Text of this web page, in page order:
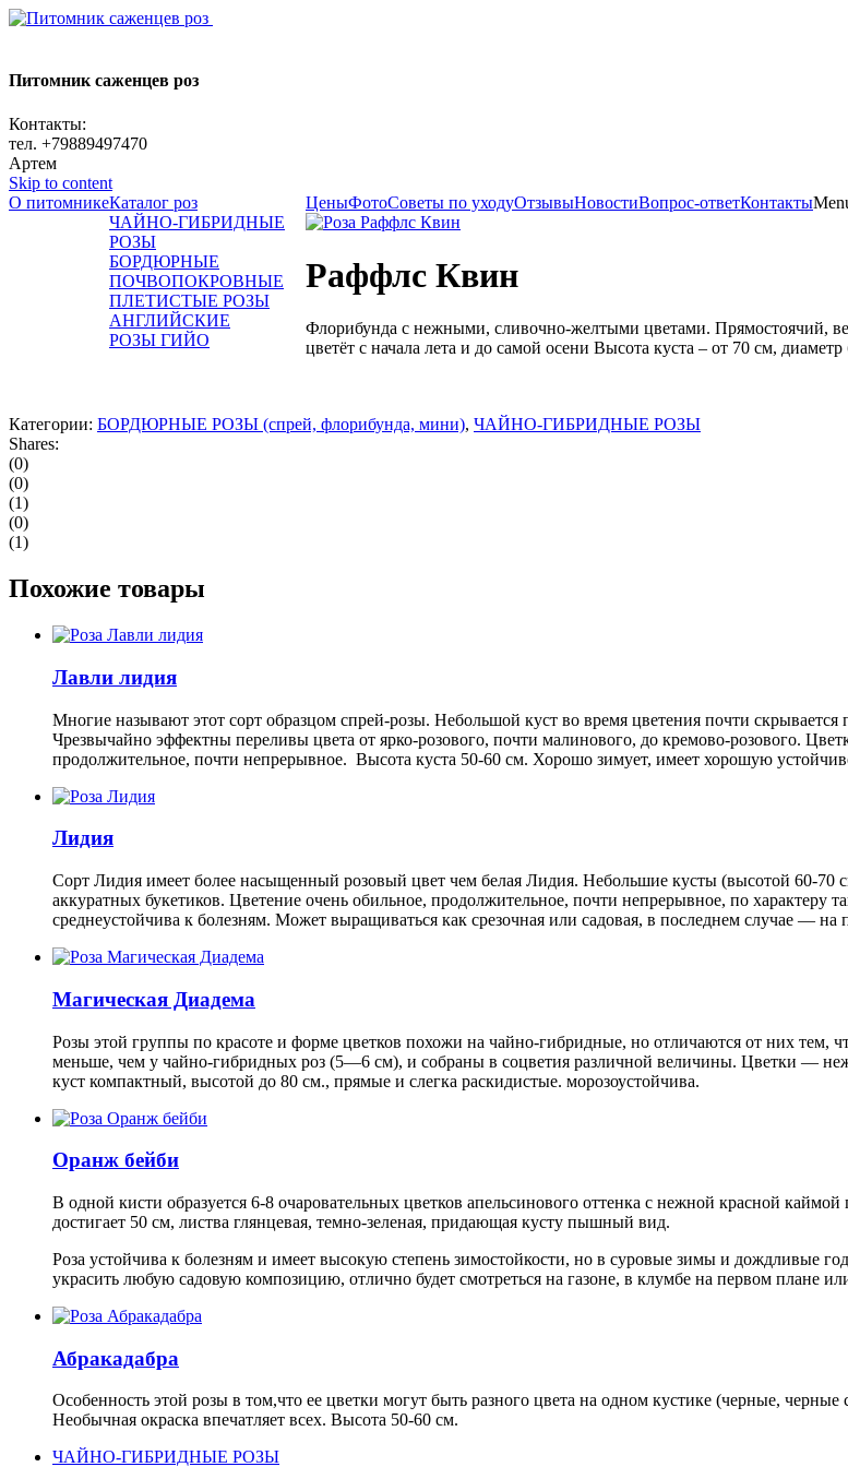
Питомник саженцев роз
Контакты:
тел. +79889497470
Артем
Skip to content
О питомникеКаталог роз
ЧАЙНО-ГИБРИДНЫЕ
РОЗЫ
БОРДЮРНЫЕ
ПОЧВОПОКРОВНЫЕ
ПЛЕТИСТЫЕ РОЗЫ
АНГЛИЙСКИЕ
РОЗЫ ГИЙО
ЦеныФотоСоветы по уходуОтзывыНовостиВопрос-ответКонтакты
Раффлс Квин
Флорибунда с нежными, сливочно-желтыми цветами. Прямостоячий,
цветёт с начала лета и до самой осени Высота куста – от 70 см, диаметр
Категории: БОРДЮРНЫЕ РОЗЫ (спрей, флорибунда, мини), ЧАЙНО-ГИБРИДНЫЕ РОЗЫ
Shares:
(0)
(0)
(1)
(0)
(1)
Похожие товары
Лавли лидия
Многие называют этот сорт образцом спрей-розы. Небольшой куст во время цветения почти
Чрезвычайно эффектны переливы цвета от ярко-розового, почти малинового, до кремово-розового.
продолжительное, почти непрерывное. Высота куста 50-60 см. Хорошо зимует, имеет хорошую
Лидия
Сорт Лидия имеет более насыщенный розовый цвет чем белая Лидия. Небольшие кусты (высотой 60-
аккуратных букетиков. Цветение очень обильное, продолжительное, почти непрерывное, по характеру
среднеустойчива к болезням. Может выращиваться как срезочная или садовая, в последнем случае — на
Магическая Диадема
Розы этой группы по красоте и форме цветков похожи на чайно-гибридные, но отличаются от них тем,
меньше, чем у чайно-гибридных роз (5—6 см), и собраны в соцветия различной величины. Цветки —
куст компактный, высотой до 80 см., прямые и слегка раскидистые. морозоустойчива.
Оранж бейби
В одной кисти образуется 6-8 очаровательных цветков апельсинового оттенка с нежной красной
достигает 50 см, листва глянцевая, темно-зеленая, придающая кусту пышный вид.
Роза устойчива к болезням и имеет высокую степень зимостойкости, но в суровые зимы и дождливые
украсить любую садовую композицию, отлично будет смотреться на газоне, в клумбе на первом плане
Абракадабра
Особенность этой розы в том,что ее цветки могут быть разного цвета на одном кустике (черные,
Необычная окраска впечатляет всех. Высота 50-60 см.
ЧАЙНО-ГИБРИДНЫЕ РОЗЫ